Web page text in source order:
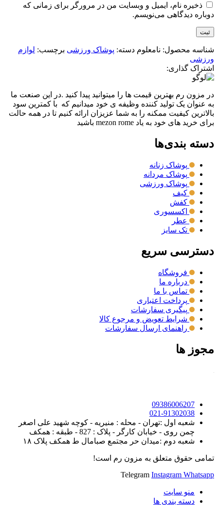
ذخیره نام، ایمیل و وبسایت من در مرورگر برای زمانی که
دوباره دیدگاهی می‌نویسم.
شناسه محصول: نامعلوم دسته: پوشاک ورزشی برچسب: لوازم
ورزشی
اشتراک گذاری:
در مزون رم بهترین قیمت ها را میتوانید پیدا کنید .در این صنعت ما
به عنوان یک تولید کننده وظیفه ی خود میدانیم که با کمترین سود
بالاترین کیفیت ممکنه را به شما عزیزان ارائه کنیم تا در همه حالت
برای خرید های خود به یاد mezon rome باشید
دسته بندی‌ها
پوشاک زنانه
پوشاک مردانه
پوشاک ورزشی
کیف
کفش
اکسسوری
عطر
تک سایز
دسترسی سریع
فروشگاه
درباره ما
تماس با ما
پرداخت اعتباری
پیگیری سفارشات
شرایط تعویض و مرجوع کالا
راهنمای ارسال سفارشات
مجوز ها
09386006207
021-91302038
شعبه اول :تهران - محله : منیریه - کوچه شهید علی اصغر
چمن روی - خیابان کارگر - پلاک : 827 - طبقه : همکف
شعبه دوم :میدان حر مجتمع صبامال ط همکف پلاک ۱۸
تمامی حقوق متعلق به مزون رم است!
Telegram Instagram Whatsapp
منو سایت
دسته بندی ها